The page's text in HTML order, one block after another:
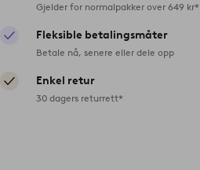
Gjelder for normalpakker over 649 kr*
Fleksible betalingsmåter
Betale nå, senere eller dele opp
Enkel retur
30 dagers returrett*